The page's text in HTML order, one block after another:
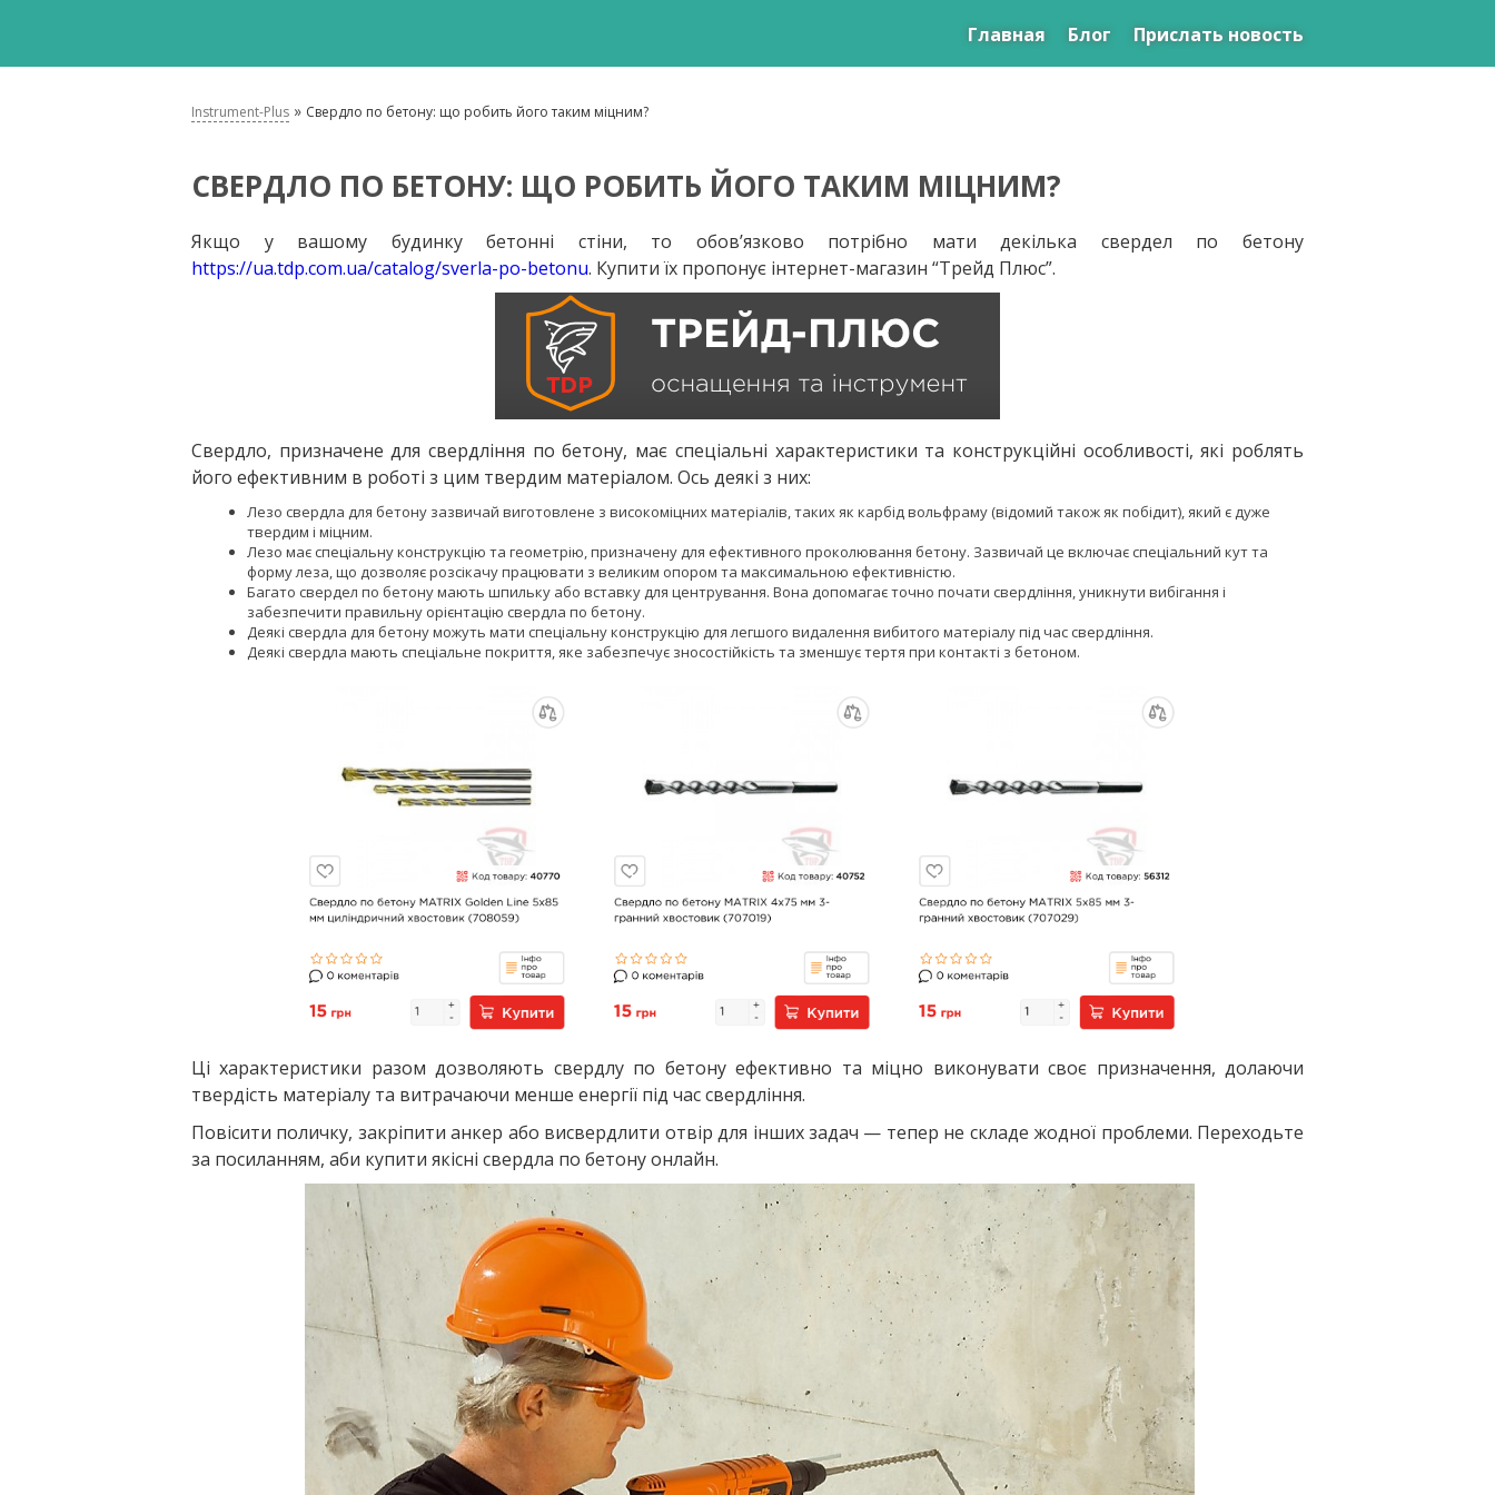
Главная Блог Прислать новость
Instrument-Plus » Свердло по бетону: що робить його таким міцним?
СВЕРДЛО ПО БЕТОНУ: ЩО РОБИТЬ ЙОГО ТАКИМ МІЦНИМ?
Якщо у вашому будинку бетонні стіни, то обов’язково потрібно мати декілька свердел по бетону
https://ua.tdp.com.ua/catalog/sverla-po-betonu. Купити їх пропонує інтернет-магазин “Трейд Плюс”.
Свердло, призначене для свердління по бетону, має спеціальні характеристики та конструкційні особливості, які роблять
його ефективним в роботі з цим твердим матеріалом. Ось деякі з них:
Лезо свердла для бетону зазвичай виготовлене з високоміцних матеріалів, таких як карбід вольфраму (відомий також як побідит), який є дуже
твердим і міцним.
Лезо має спеціальну конструкцію та геометрію, призначену для ефективного проколювання бетону. Зазвичай це включає спеціальний кут та
форму леза, що дозволяє розсікачу працювати з великим опором та максимальною ефективністю.
Багато свердел по бетону мають шпильку або вставку для центрування. Вона допомагає точно почати свердління, уникнути вибігання і
забезпечити правильну орієнтацію свердла по бетону.
Деякі свердла для бетону можуть мати спеціальну конструкцію для легшого видалення вибитого матеріалу під час свердління.
Деякі свердла мають спеціальне покриття, яке забезпечує зносостійкість та зменшує тертя при контакті з бетоном.
Ці характеристики разом дозволяють свердлу по бетону ефективно та міцно виконувати своє призначення, долаючи
твердість матеріалу та витрачаючи менше енергії під час свердління.
Повісити поличку, закріпити анкер або висвердлити отвір для інших задач — тепер не складе жодної проблеми. Переходьте
за посиланням, аби купити якісні свердла по бетону онлайн.